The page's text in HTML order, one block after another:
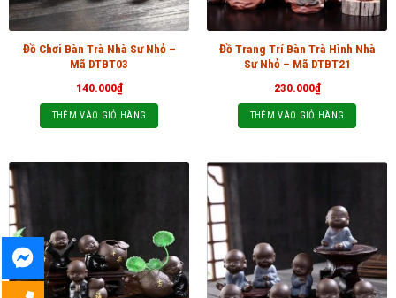
Đồ Chơi Bàn Trà Nhà Sư Nhỏ –
Mã DTBT03
140.000₫
THÊM VÀO GIỎ HÀNG
Đồ Trang Trí Bàn Trà Hình Nhà
Sư Nhỏ – Mã DTBT21
230.000₫
THÊM VÀO GIỎ HÀNG